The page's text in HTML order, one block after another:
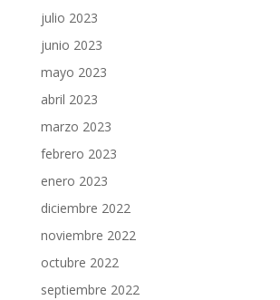
julio 2023
junio 2023
mayo 2023
abril 2023
marzo 2023
febrero 2023
enero 2023
diciembre 2022
noviembre 2022
octubre 2022
septiembre 2022